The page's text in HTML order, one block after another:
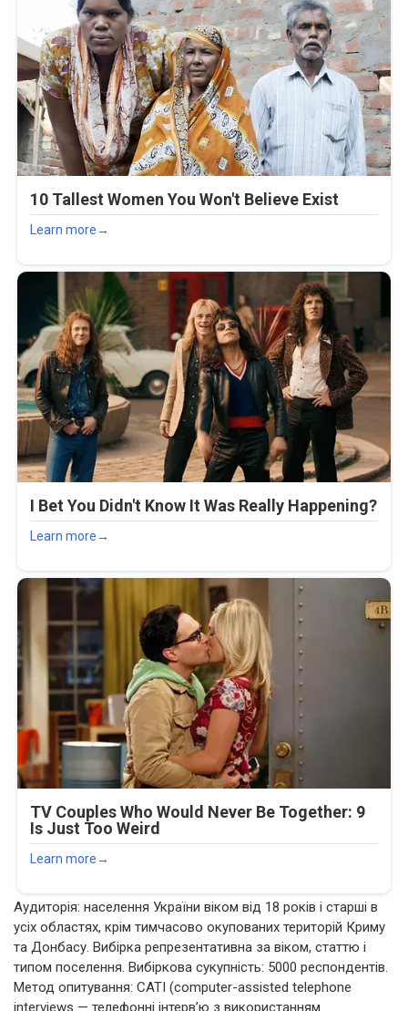
Аудиторія: населення України віком від 18 років і старші в
усіх областях, крім тимчасово окупованих територій Криму
та Донбасу. Вибірка репрезентативна за віком, статтю і
типом поселення. Вибіркова сукупність: 5000 респондентів.
Метод опитування: CATI (computer-assisted telephone
interviews — телефонні інтерв’ю з використанням